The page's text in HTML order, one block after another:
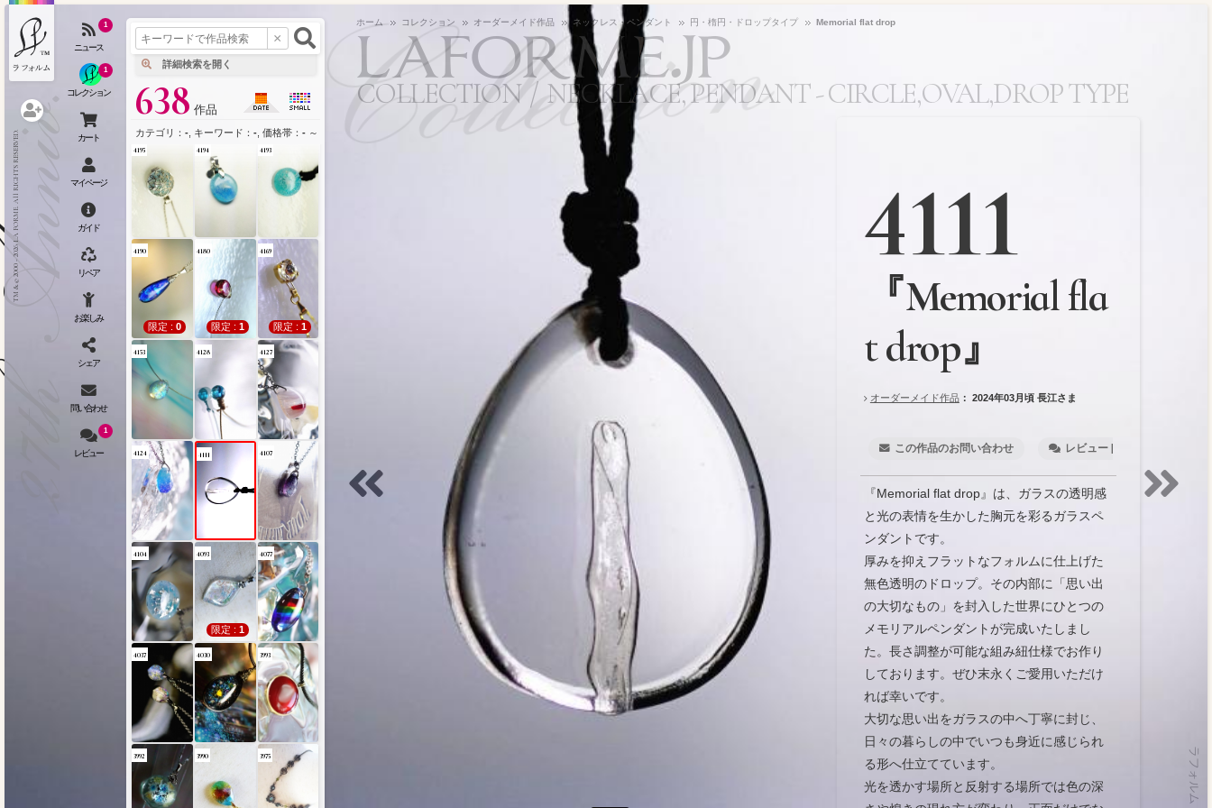
laforme.jp
ホーム コレクション オーダーメイド作品 ネックレス・ペンダント 円・楕円・ドロップタイプ Memorial flat drop
4111
『Memorial fla
t drop』
オーダーメイド作品： 2024年03月頃 長江さま
この作品のお問い合わせ レビュー [1]
『Memorial flat drop』は、ガラスの透明感
と光の表情を生かした胸元を彩るガラスペ
ンダントです。
厚みを抑えフラットなフォルムに仕上げた
無色透明のドロップ。その内部に「思い出
の大切なもの」を封入した世界にひとつの
メモリアルペンダントが完成いたしまし
た。長さ調整が可能な組み紐仕様でお作り
しております。ぜひ末永くご愛用いただけ
れば幸いです。
大切な思い出をガラスの中へ丁寧に封じ、
日々の暮らしの中でいつも身近に感じられ
る形へ仕立てています。
光を透かす場所と反射する場所では色の深
ネックレス・ペンダント円・楕円・ド
COLLECTION NECKLACE, PENDANT - CIRCLE,OVAL,DROP TYPE
638 作品
カテゴリ： - , キーワード： - , 価格帯： - ～ 最近更新された作品順（新しい方から） 100アイテムずつ
4216 4212 4211
4195 4194 4193
4190
限定 : 0
4180
限定 : 1
4169
限定 :1
4153 4128 4127
4124 4111 4107
4104 4093
限定 : 1
4077
4037 4030 3993
3992 3990 3975
クリックポイント
カテゴリ
1
1
1
TM & © 2000 - 2026 LA FORME. All RIGHTS RESERVED.